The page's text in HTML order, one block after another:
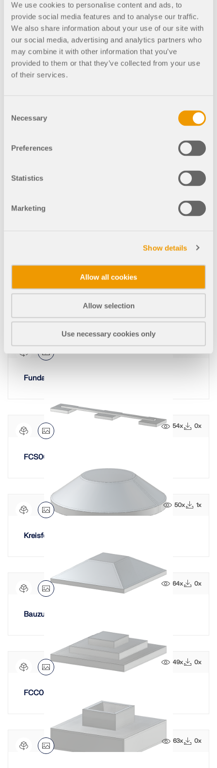
We use cookies to personalise content and ads, to
provide social media features and to analyse our traffic.
We also share information about your use of our site with
our social media, advertising and analytics partners who
may combine it with other information that you’ve
provided to them or that they’ve collected from your use
of their services.
Selection
Necessary
Preferences
Statistics
Marketing
Show details
Allow all cookies
Allow selection
Use necessary cookies only
1179x 133x
Bemessung von Einzelfundamenten
130x
46x 0x
Fundamentroststreifen
54x 0x
FCS004
50x 1x
Kreisförmiges Kegelfundament
64x 0x
Bauzustand FCC005
49x 0x
FCC004
63x 0x